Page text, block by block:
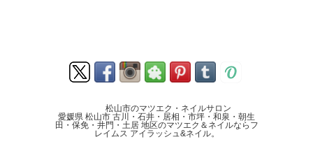
松山市のマツエク・ネイルサロン
愛媛県 松山市 古川・石井・居相・市坪・和泉・朝生
田・保免・井門・土居 地区のマツエク＆ネイルならフ
レイムス アイラッシュ&ネイル。